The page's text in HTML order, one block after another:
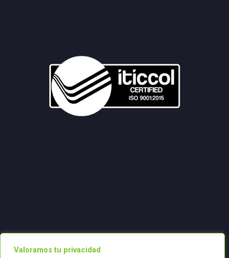
Valoramos tu privacidad